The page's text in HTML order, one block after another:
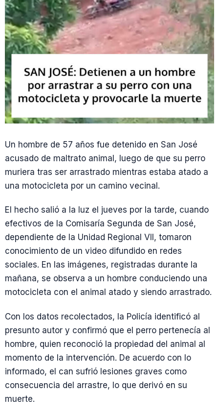
Un hombre de 57 años fue detenido en San José
acusado de maltrato animal, luego de que su perro
muriera tras ser arrastrado mientras estaba atado a
una motocicleta por un camino vecinal.
El hecho salió a la luz el jueves por la tarde, cuando
efectivos de la Comisaría Segunda de San José,
dependiente de la Unidad Regional VII, tomaron
conocimiento de un video difundido en redes
sociales. En las imágenes, registradas durante la
mañana, se observa a un hombre conduciendo una
motocicleta con el animal atado y siendo arrastrado.
Con los datos recolectados, la Policía identificó al
presunto autor y confirmó que el perro pertenecía al
hombre, quien reconoció la propiedad del animal al
momento de la intervención. De acuerdo con lo
informado, el can sufrió lesiones graves como
consecuencia del arrastre, lo que derivó en su
muerte.